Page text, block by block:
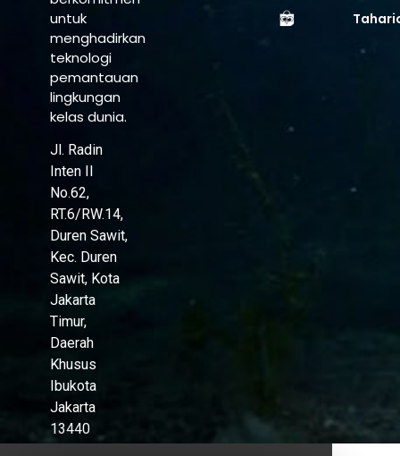
untuk
menghadirkan
teknologi
pemantauan
lingkungan
kelas dunia.
Jl. Radin
Inten II
No.62,
RT.6/RW.14,
Duren Sawit,
Kec. Duren
Sawit, Kota
Jakarta
Timur,
Daerah
Khusus
Ibukota
Jakarta
13440